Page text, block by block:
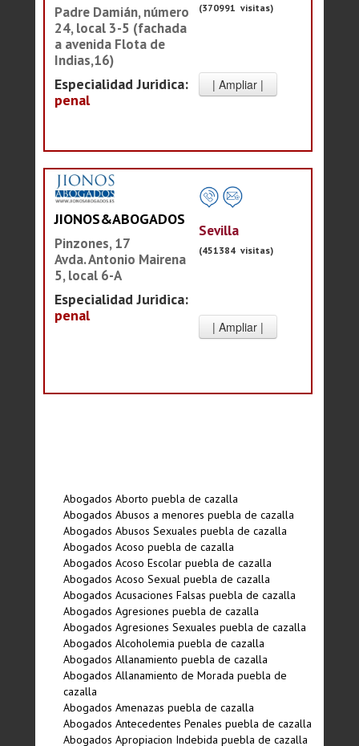
Padre Damián, número
24, local 3-5 (fachada
a avenida Flota de
Indias,16)
Especialidad Juridica:
penal
(370991 visitas)
JIONOS&ABOGADOS
Pinzones, 17
Avda. Antonio Mairena
5, local 6-A
Especialidad Juridica:
penal
Sevilla
(451384 visitas)
Abogados Aborto puebla de cazalla
Abogados Abusos a menores puebla de cazalla
Abogados Abusos Sexuales puebla de cazalla
Abogados Acoso puebla de cazalla
Abogados Acoso Escolar puebla de cazalla
Abogados Acoso Sexual puebla de cazalla
Abogados Acusaciones Falsas puebla de cazalla
Abogados Agresiones puebla de cazalla
Abogados Agresiones Sexuales puebla de cazalla
Abogados Alcoholemia puebla de cazalla
Abogados Allanamiento puebla de cazalla
Abogados Allanamiento de Morada puebla de
cazalla
Abogados Amenazas puebla de cazalla
Abogados Antecedentes Penales puebla de cazalla
Abogados Apropiacion Indebida puebla de cazalla